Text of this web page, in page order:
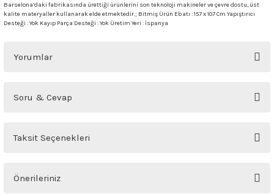
Barselona’daki fabrikasında ürettiği ürünlerini son teknoloji makineler ve çevre dostu, üst
kalite materyaller kullanarak elde etmektedir.; Bitmiş Ürün Ebatı : 157 x 107 Cm Yapıştırıcı
Desteği : Yok Kayıp Parça Desteği : Yok Üretim Yeri : İspanya
Yorumlar
Soru & Cevap
Ürün hakkında henüz soru sorulmamış.
Taksit Seçenekleri
Önerileriniz